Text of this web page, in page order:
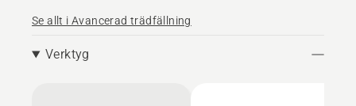
Se allt i Avancerad trädfällning
Verktyg